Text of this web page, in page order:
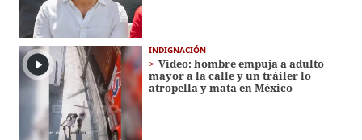
INDIGNACIÓN
Video: hombre empuja a adulto
mayor a la calle y un tráiler lo
atropella y mata en México